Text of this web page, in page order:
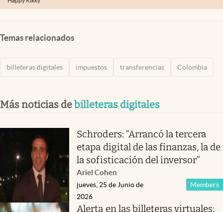
Temas relacionados
billeteras digitales impuestos transferencias Colombia
Más noticias debilleteras digitales
Schroders: “Arrancó la tercera
etapa digital de las finanzas, la de
la sofisticación del inversor”
Ariel Cohen
Members
jueves, 25 de Junio de
2026
Alerta en las billeteras virtuales: